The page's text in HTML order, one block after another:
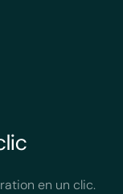
en un clic.